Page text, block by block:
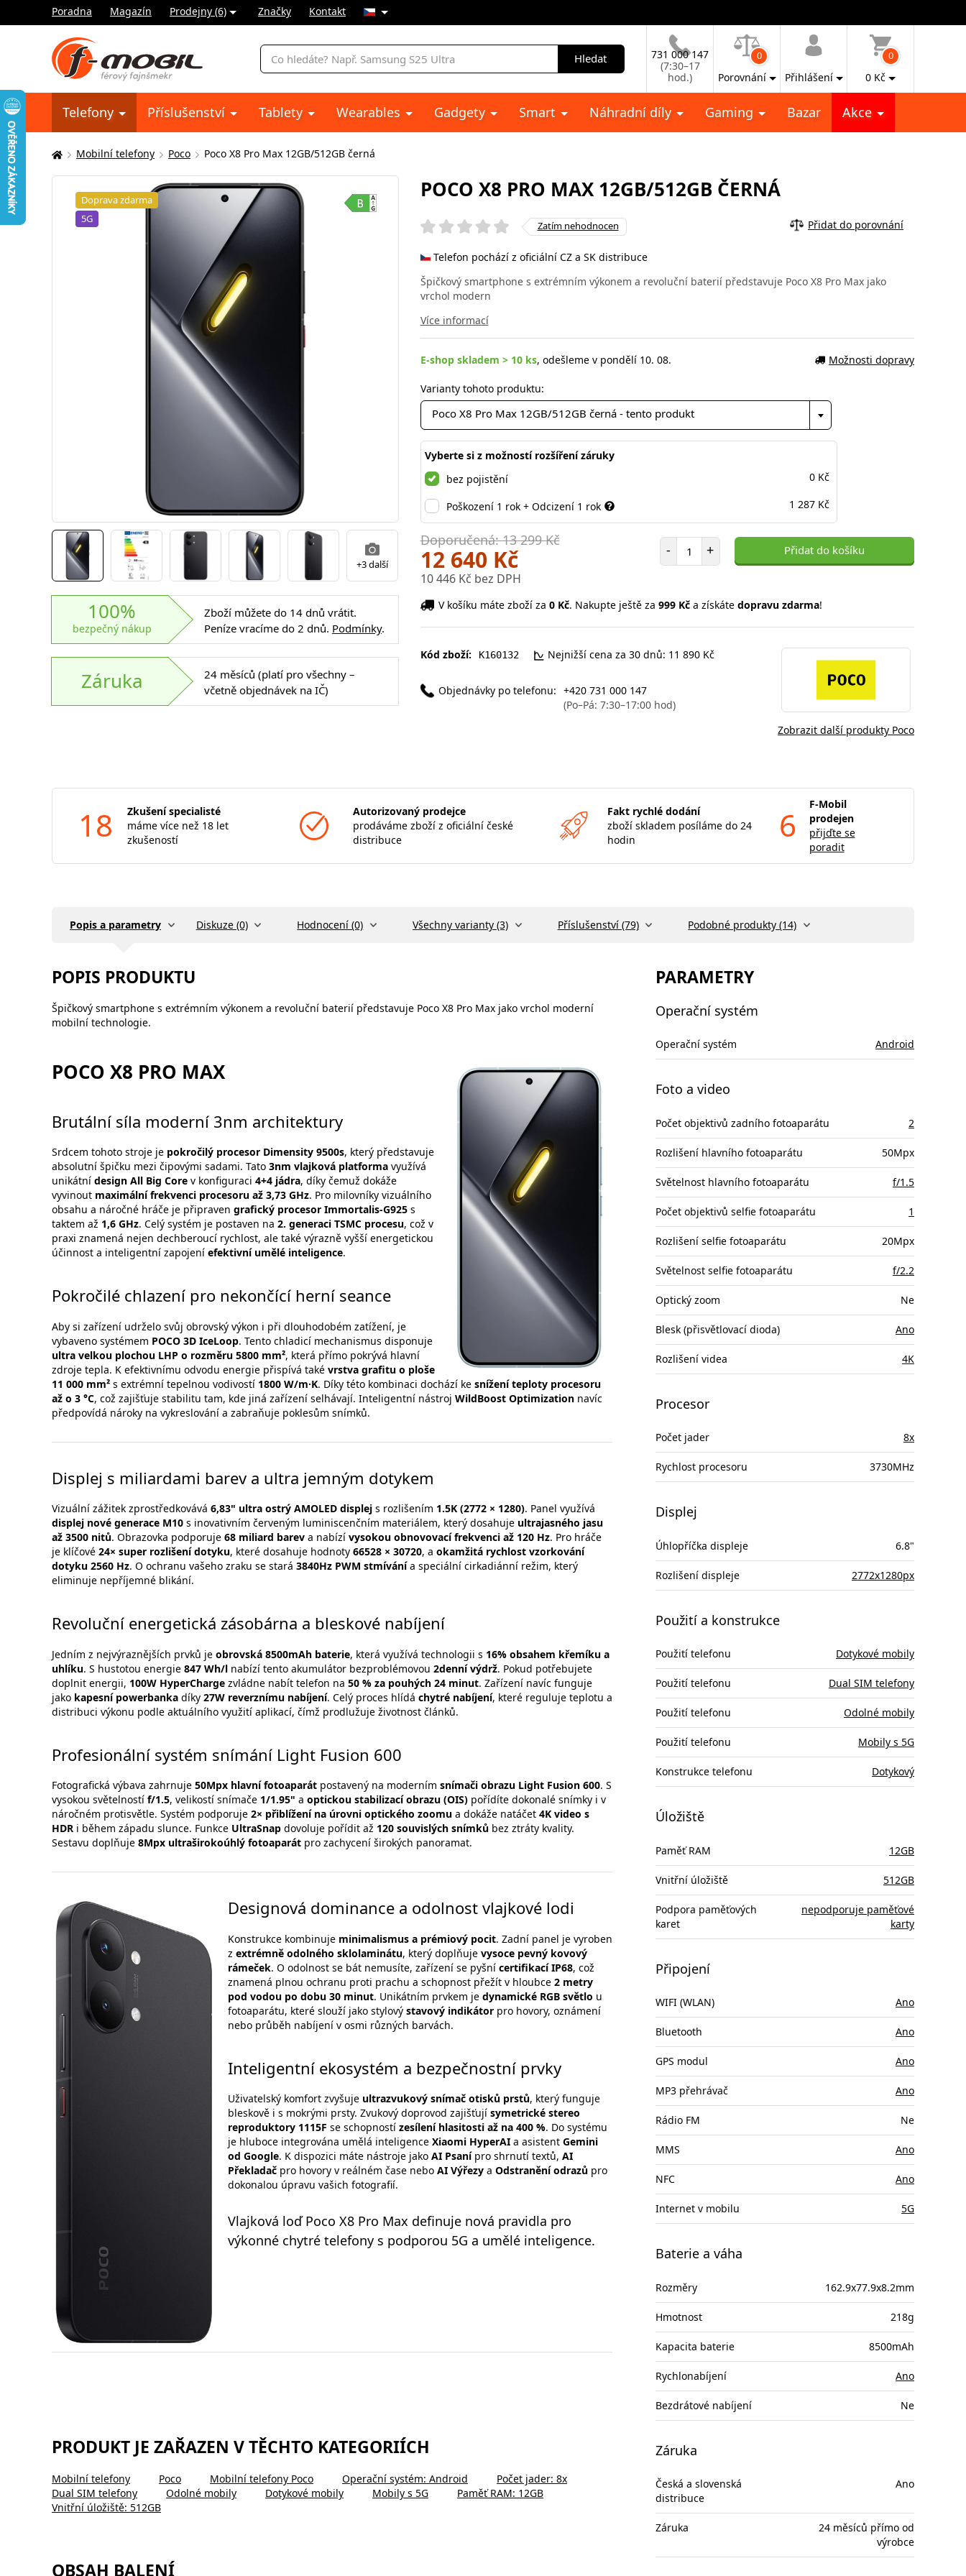
Poradna Magazín Prodejny (6) Značky Kontakt
Vyhledávání
Hledat
731 000 147
(7:30–17
hod.)
0
Porovnání Přihlášení
0
0 Kč
Telefony Příslušenství Tablety Wearables Gadgety Smart Náhradní díly Gaming Bazar Akce
Zde
se
Mobilní telefony Poco Poco X8 Pro Max 12GB/512GB černá
Doprava zdarma
5G
+3 další
100%
bezpečný nákup
Zboží můžete do 14 dnů vrátit.
Peníze vracíme do 2 dnů. Podmínky.
Záruka
24 měsíců (platí pro všechny –
včetně objednávek na IČ)
POCO X8 PRO MAX 12GB/512GB ČERNÁ
Zatím nehodnocen Přidat do porovnání
Telefon pochází z oficiální CZ a SK distribuce
Špičkový smartphone s extrémním výkonem a revoluční baterií představuje Poco X8 Pro Max jako
vrchol modern
Více informací
E-shop skladem > 10 ks, odešleme v pondělí 10. 08. Možnosti dopravy
Varianty tohoto produktu:
Poco X8 Pro Max 12GB/512GB černá - tento produkt
Vyberte si z možností rozšíření záruky
bez pojistění
0 Kč
Poškození 1 rok + Odcizení 1 rok 1 287 Kč
Doporučená: 13 299 Kč
12 640 Kč
10 446 Kč bez DPH
- Počet položek
+ Přidat do košíku
V košíku máte zboží za 0 Kč. Nakupte ještě za 999 Kča získáte dopravu zdarma!
Kód zboží: K160132 Nejnižší cena za 30 dnů: 11 890 Kč
Objednávky po telefonu: +420 731 000 147
(Po–Pá: 7:30–17:00 hod)
Zobrazit další produkty Poco
18
Zkušení specialisté
máme více než 18 let
zkušeností
Autorizovaný prodejce
prodáváme zboží z oficiální české
distribuce
Fakt rychlé dodání
zboží skladem posíláme do 24
hodin
6
F-Mobil
prodejen
přijďte se
poradit
Popis a parametry Diskuze (0) Hodnocení (0) Všechny varianty (3) Příslušenství (79) Podobné produkty (14)
POPIS PRODUKTU
Špičkový smartphone s extrémním výkonem a revoluční baterií představuje Poco X8 Pro Max jako vrchol moderní
mobilní technologie.
POCO X8 PRO MAX
Brutální síla moderní 3nm architektury
Srdcem tohoto stroje je pokročilý procesor Dimensity 9500s, který představuje
absolutní špičku mezi čipovými sadami. Tato 3nm vlajková platforma využívá
unikátní design All Big Core v konfiguraci 4+4 jádra, díky čemuž dokáže
vyvinout maximální frekvenci procesoru až 3,73 GHz. Pro milovníky vizuálního
obsahu a náročné hráče je připraven grafický procesor Immortalis-G925 s
taktem až 1,6 GHz. Celý systém je postaven na 2. generaci TSMC procesu, což v
praxi znamená nejen dechberoucí rychlost, ale také výrazně vyšší energetickou
účinnost a inteligentní zapojení efektivní umělé inteligence.
Pokročilé chlazení pro nekončící herní seance
Aby si zařízení udrželo svůj obrovský výkon i při dlouhodobém zatížení, je
vybaveno systémem POCO 3D IceLoop. Tento chladicí mechanismus disponuje
ultra velkou plochou LHP o rozměru 5800 mm², která přímo pokrývá hlavní
zdroje tepla. K efektivnímu odvodu energie přispívá také vrstva grafitu o ploše
11 000 mm² s extrémní tepelnou vodivostí 1800 W/m·K. Díky této kombinaci dochází ke snížení teploty procesoru
až o 3 °C, což zajišťuje stabilitu tam, kde jiná zařízení selhávají. Inteligentní nástroj WildBoost Optimization navíc
předpovídá nároky na vykreslování a zabraňuje poklesům snímků.
Displej s miliardami barev a ultra jemným dotykem
Vizuální zážitek zprostředkovává 6,83" ultra ostrý AMOLED displej s rozlišením 1.5K (2772 × 1280). Panel využívá
displej nové generace M10 s inovativním červeným luminiscenčním materiálem, který dosahuje ultrajasného jasu
až 3500 nitů. Obrazovka podporuje 68 miliard barev a nabízí vysokou obnovovací frekvenci až 120 Hz. Pro hráče
je klíčové 24× super rozlišení dotyku, které dosahuje hodnoty 66528 × 30720, a okamžitá rychlost vzorkování
dotyku 2560 Hz. O ochranu vašeho zraku se stará 3840Hz PWM stmívánía speciální cirkadiánní režim, který
eliminuje nepříjemné blikání.
Revoluční energetická zásobárna a bleskové nabíjení
Jedním z nejvýraznějších prvků je obrovská 8500mAh baterie, která využívá technologii s 16% obsahem křemíku a
uhlíku. S hustotou energie 847 Wh/l nabízí tento akumulátor bezproblémovou 2denní výdrž. Pokud potřebujete
doplnit energii, 100W HyperCharge zvládne nabít telefon na 50 % za pouhých 24 minut. Zařízení navíc funguje
jako kapesní powerbanka díky 27W reverznímu nabíjení. Celý proces hlídá chytré nabíjení, které reguluje teplotu a
distribuci výkonu podle aktuálního využití aplikací, čímž prodlužuje životnost článků.
Profesionální systém snímání Light Fusion 600
Fotografická výbava zahrnuje 50Mpx hlavní fotoaparát postavený na moderním snímači obrazu Light Fusion 600. S
vysokou světelností f/1.5, velikostí snímače 1/1.95" a optickou stabilizací obrazu (OIS) pořídíte dokonalé snímky i v
náročném protisvětle. Systém podporuje 2× přiblížení na úrovni optického zoomu a dokáže natáčet 4K video s
HDR i během západu slunce. Funkce UltraSnap dovoluje pořídit až 120 souvislých snímků bez ztráty kvality.
Sestavu doplňuje 8Mpx ultraširokoúhlý fotoaparát pro zachycení širokých panoramat.
Designová dominance a odolnost vlajkové lodi
Konstrukce kombinuje minimalismus a prémiový pocit. Zadní panel je vyroben
z extrémně odolného sklolaminátu, který doplňuje vysoce pevný kovový
rámeček. O odolnost se bát nemusíte, zařízení se pyšní certifikací IP68, což
znamená plnou ochranu proti prachu a schopnost přežít v hloubce 2 metry
pod vodou po dobu 30 minut. Unikátním prvkem je dynamické RGB světlo u
fotoaparátu, které slouží jako stylový stavový indikátor pro hovory, oznámení
nebo průběh nabíjení v osmi různých barvách.
Inteligentní ekosystém a bezpečnostní prvky
Uživatelský komfort zvyšuje ultrazvukový snímač otisků prstů, který funguje
bleskově i s mokrými prsty. Zvukový doprovod zajišťují symetrické stereo
reproduktory 1115F se schopností zesílení hlasitosti až na 400 %. Do systému
je hluboce integrována umělá inteligence Xiaomi HyperAI a asistent Gemini
od Google. K dispozici máte nástroje jako AI Psanípro shrnutí textů, AI
Překladač pro hovory v reálném čase nebo AI Výřezy a Odstranění odrazů pro
dokonalou úpravu vašich fotografií.
Vlajková loď Poco X8 Pro Max definuje nová pravidla pro
výkonné chytré telefony s podporou 5G a umělé inteligence.
PRODUKT JE ZAŘAZEN V TĚCHTO KATEGORIÍCH
Mobilní telefony Poco Mobilní telefony Poco Operační systém: Android
Počet jader: 8x
Dual SIM telefony
Odolné mobily Dotykové mobily Mobily s 5G
Paměť RAM: 12GB
Vnitřní úložiště: 512GB
OBSAH BALENÍ
PARAMETRY
Operační systém
Operační systém Android
Foto a video
Počet objektivů zadního fotoaparátu 2
Rozlišení hlavního fotoaparátu 50Mpx
Světelnost hlavního fotoaparátu f/1.5
Počet objektivů selfie fotoaparátu 1
Rozlišení selfie fotoaparátu 20Mpx
Světelnost selfie fotoaparátu f/2.2
Optický zoom Ne
Blesk (přisvětlovací dioda) Ano
Rozlišení videa 4K
Procesor
Počet jader 8x
Rychlost procesoru 3730MHz
Displej
Úhlopříčka displeje 6.8"
Rozlišení displeje 2772x1280px
Použití a konstrukce
Použití telefonu Dotykové mobily
Použití telefonu Dual SIM telefony
Použití telefonu Odolné mobily
Použití telefonu Mobily s 5G
Konstrukce telefonu Dotykový
Úložiště
Paměť RAM 12GB
Vnitřní úložiště 512GB
Podpora paměťových
karet
nepodporuje paměťové
karty
Připojení
WIFI (WLAN) Ano
Bluetooth Ano
GPS modul Ano
MP3 přehrávač Ano
Rádio FM Ne
MMS Ano
NFC Ano
Internet v mobilu 5G
Baterie a váha
Rozměry 162.9x77.9x8.2mm
Hmotnost 218g
Kapacita baterie 8500mAh
Rychlonabíjení Ano
Bezdrátové nabíjení Ne
Záruka
Česká a slovenská
distribuce
Ano
Záruka
24 měsíců přímo od
výrobce